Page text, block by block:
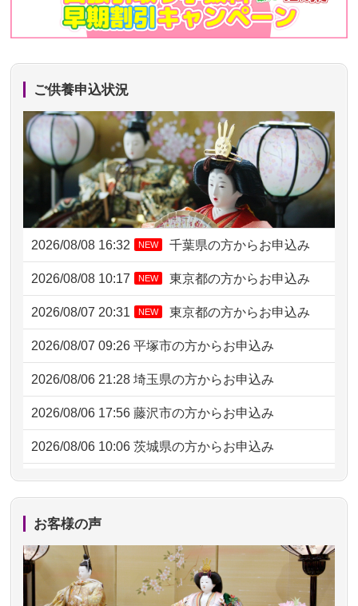
ご供養申込状況
2026/08/08 16:32 NEW 千葉県の方からお申込み
2026/08/08 10:17 NEW 東京都の方からお申込み
2026/08/07 20:31 NEW 東京都の方からお申込み
2026/08/07 09:26 平塚市の方からお申込み
2026/08/06 21:28 埼玉県の方からお申込み
2026/08/06 17:56 藤沢市の方からお申込み
2026/08/06 10:06 茨城県の方からお申込み
2026/08/06 09:17 三重県の方からお申込み
2026/08/06 06:48
2026/08/05 15:07 東京都の方からお申込み
2026/08/05 11:33 神奈川の方からお申込み
お客様の声